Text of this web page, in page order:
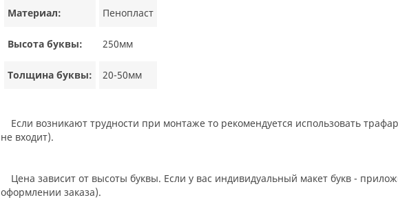
Материал: Пенопласт
Высота буквы: 250мм
Толщина буквы: 20-50мм
Если возникают трудности при монтаже то рекомендуется использовать
не входит).
Цена зависит от высоты буквы. Если у вас индивидуальный макет букв -
оформлении заказа).